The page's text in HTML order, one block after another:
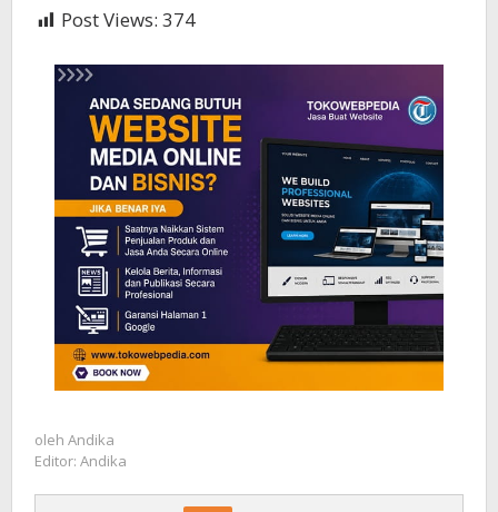
Post Views: 374
oleh Andika
Editor: Andika